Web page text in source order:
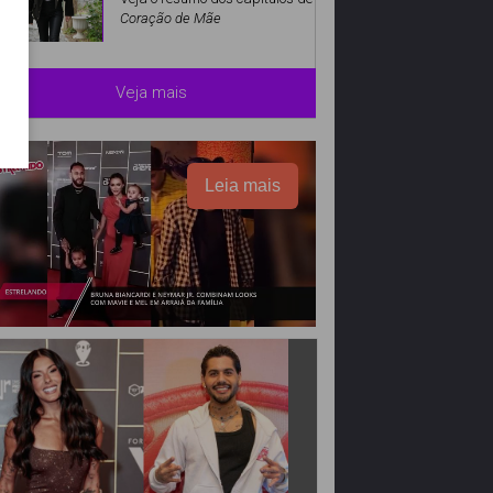
Coração de Mãe
Veja mais
Leia mais